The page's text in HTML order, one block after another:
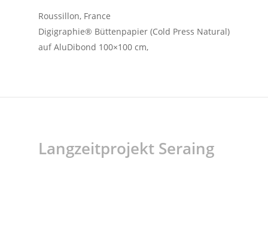
Roussillon, France
Digigraphie® Büttenpapier (Cold Press Natural)
auf AluDibond 100×100 cm,
Langzeitprojekt Seraing